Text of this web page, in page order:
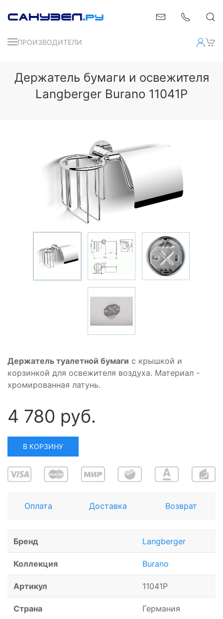
ПРОИЗВОДИТЕЛИ
Держатель бумаги и освежителя
Langberger Burano 11041P
Держатель туалетной бумаги с крышкой и
корзинкой для освежителя воздуха. Материал -
хромированная латунь.
4 780 руб.
В КОРЗИНУ
Оплата Доставка Возврат
Бренд Langberger
Коллекция Burano
Артикул 11041P
Страна Германия